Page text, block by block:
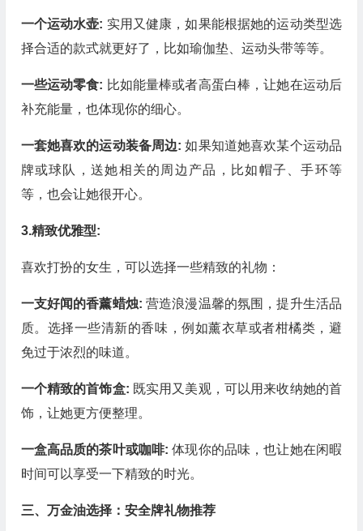
一个运动水壶: 实用又健康，如果能根据她的运动类型选
择合适的款式就更好了，比如瑜伽垫、运动头带等等。
一些运动零食: 比如能量棒或者高蛋白棒，让她在运动后
补充能量，也体现你的细心。
一套她喜欢的运动装备周边:如果知道她喜欢某个运动品
牌或球队，送她相关的周边产品，比如帽子、手环等
等，也会让她很开心。
3.精致优雅型:
喜欢打扮的女生，可以选择一些精致的礼物：
一支好闻的香薰蜡烛: 营造浪漫温馨的氛围，提升生活品
质。选择一些清新的香味，例如薰衣草或者柑橘类，避
免过于浓烈的味道。
一个精致的首饰盒: 既实用又美观，可以用来收纳她的首
饰，让她更方便整理。
一盒高品质的茶叶或咖啡:体现你的品味，也让她在闲暇
时间可以享受一下精致的时光。
三、万金油选择：安全牌礼物推荐